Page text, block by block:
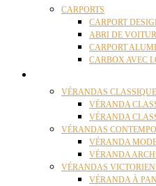
CARPORTS
CARPORT
ABRI DE
CARPORT
CARBOX AVEC
VÉRANDAS
VÉRANDA
VÉRANDA
VÉRANDAS
VÉRANDA
VÉRANDA
VÉRANDAS
VÉRANDA À